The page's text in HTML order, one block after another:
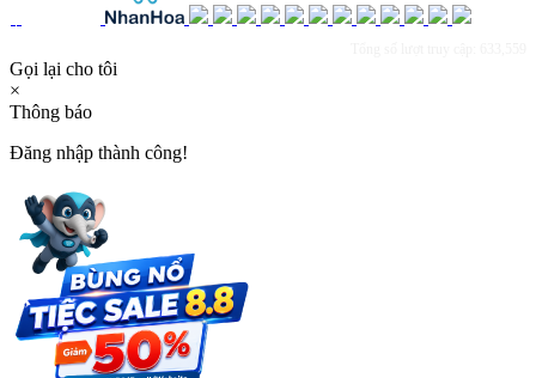
Gọi lại cho tôi
×
Thông báo
Đăng nhập thành công!